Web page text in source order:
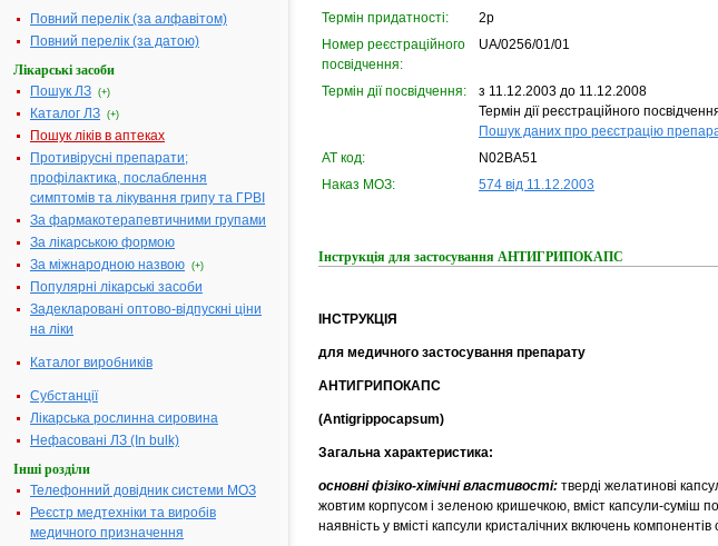
Повний перелік (за алфавітом)
Повний перелік (за датою)
Лікарські засоби
Пошук ЛЗ (+)
Каталог ЛЗ (+)
Пошук ліків в аптеках
Противірусні препарати;
профілактика, послаблення
симптомів та лікування грипу та ГРВІ
За фармакотерапевтичними групами
За лікарською формою
За міжнародною назвою (+)
Популярні лікарські засоби
Задекларовані оптово-відпускні ціни
на ліки
Каталог виробників
Субстанції
Лікарська рослинна сировина
Нефасовані ЛЗ (In bulk)
Інші розділи
Телефонний довідник системи МОЗ
Реєстр медтехніки та виробів
медичного призначення
Термін придатності:
2р
Номер реєстраційного
посвідчення:
UA/0256/01/01
Термін дії посвідчення:
з 11.12.2003 до 11.12.2008
Термін дії реєстраційного
Пошук даних про реєстрацію
АТ код:
N02BA51
Наказ МОЗ:
574 від 11.12.2003
Інструкція для застосування АНТИГРИПОКАПС
ІНСТРУКЦІЯ
для медичного застосування препарату
АНТИГРИПОКАПС
(Antigrippocapsum)
Загальна характеристика:
основні фізіко-хімічні властивості: тверді желатинові
жовтим корпусом і зеленою кришечкою, вміст капсули-суміш
наявність у вмісті капсули кристалічних включень компонентів